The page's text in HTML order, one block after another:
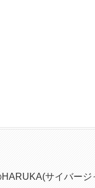
サイバージ